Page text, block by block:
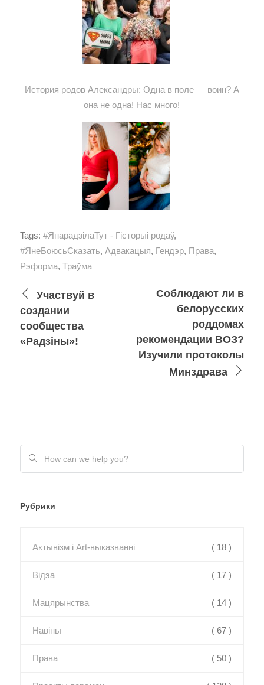
История родов Александры: Одна в поле — воин? А
она не одна! Нас много!
Tags: #ЯнарадзілаТут - Гісторыі родаў,
#ЯнеБоюсьСказать, Адвакацыя, Гендэр, Права,
Рэформа, Траўма
Участвуй в
создании
сообщества
«Радзіны»!
Соблюдают ли в
белорусских
роддомах
рекомендации ВОЗ?
Изучили протоколы
Минздрава
Рубрики
Актывізм і Art-выказванні ( 18 )
Відэа ( 17 )
Мацярынства ( 14 )
Навіны ( 67 )
Права ( 50 )